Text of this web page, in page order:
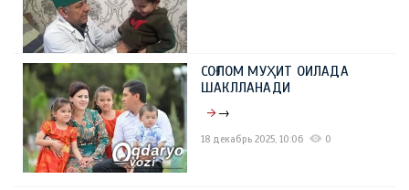
СОҒЛОМ МУҲИТ ОИЛАДА
ШАКЛЛАНАДИ
→
18 декабрь 2025, 10:06 0